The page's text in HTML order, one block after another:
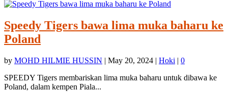
Speedy Tigers bawa lima muka baharu ke
Poland
by MOHD HILMIE HUSSIN | May 20, 2024 | Hoki | 0
SPEEDY Tigers membariskan lima muka baharu untuk dibawa ke
Poland, dalam kempen Piala...